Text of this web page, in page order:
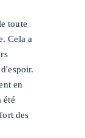
toute
Cela a
en
été
des